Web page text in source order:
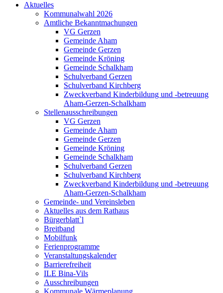
Aktuelles
Kommunalwahl 2026
Amtliche Bekanntmachungen
VG Gerzen
Gemeinde Aham
Gemeinde Gerzen
Gemeinde Kröning
Gemeinde Schalkham
Schulverband Gerzen
Schulverband Kirchberg
Zweckverband Kinderbildung und -betreuung
Aham-Gerzen-Schalkham
Stellenausschreibungen
VG Gerzen
Gemeinde Aham
Gemeinde Gerzen
Gemeinde Kröning
Gemeinde Schalkham
Schulverband Gerzen
Schulverband Kirchberg
Zweckverband Kinderbildung und -betreuung
Aham-Gerzen-Schalkham
Gemeinde- und Vereinsleben
Aktuelles aus dem Rathaus
Bürgerblatt`l
Breitband
Mobilfunk
Ferienprogramme
Veranstaltungskalender
Barrierefreiheit
ILE Bina-Vils
Ausschreibungen
Kommunale Wärmeplanung